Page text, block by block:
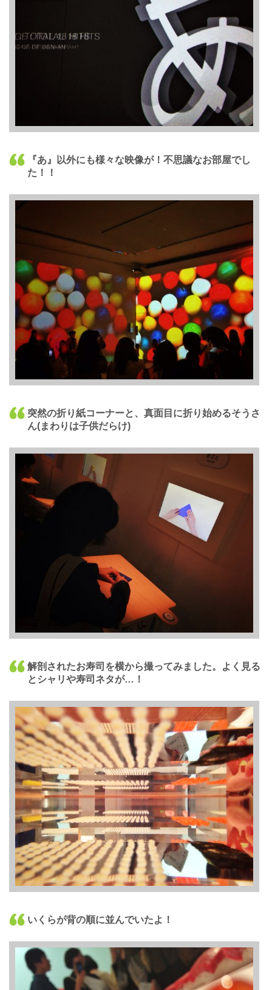
『あ』以外にも様々な映像が！不思議なお部屋でし
た！！
突然の折り紙コーナーと、真面目に折り始めるそうさ
ん(まわりは子供だらけ)
解剖されたお寿司を横から撮ってみました。よく見る
とシャリや寿司ネタが…！
いくらが背の順に並んでいたよ！